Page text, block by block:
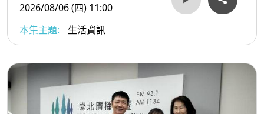
2026/08/06 (四) 11:00
本集主題:
生活資訊